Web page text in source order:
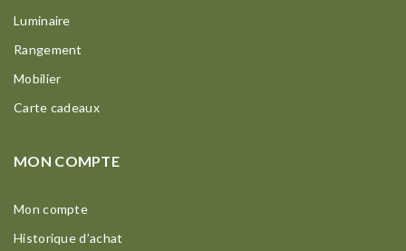
Luminaire
Rangement
Mobilier
Carte cadeaux
MON COMPTE
Mon compte
Historique d’achat